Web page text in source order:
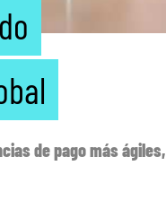
de pago más ágiles,